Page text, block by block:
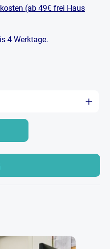
(ab 49€ frei Haus
4 Werktage.
gewünschten Wert